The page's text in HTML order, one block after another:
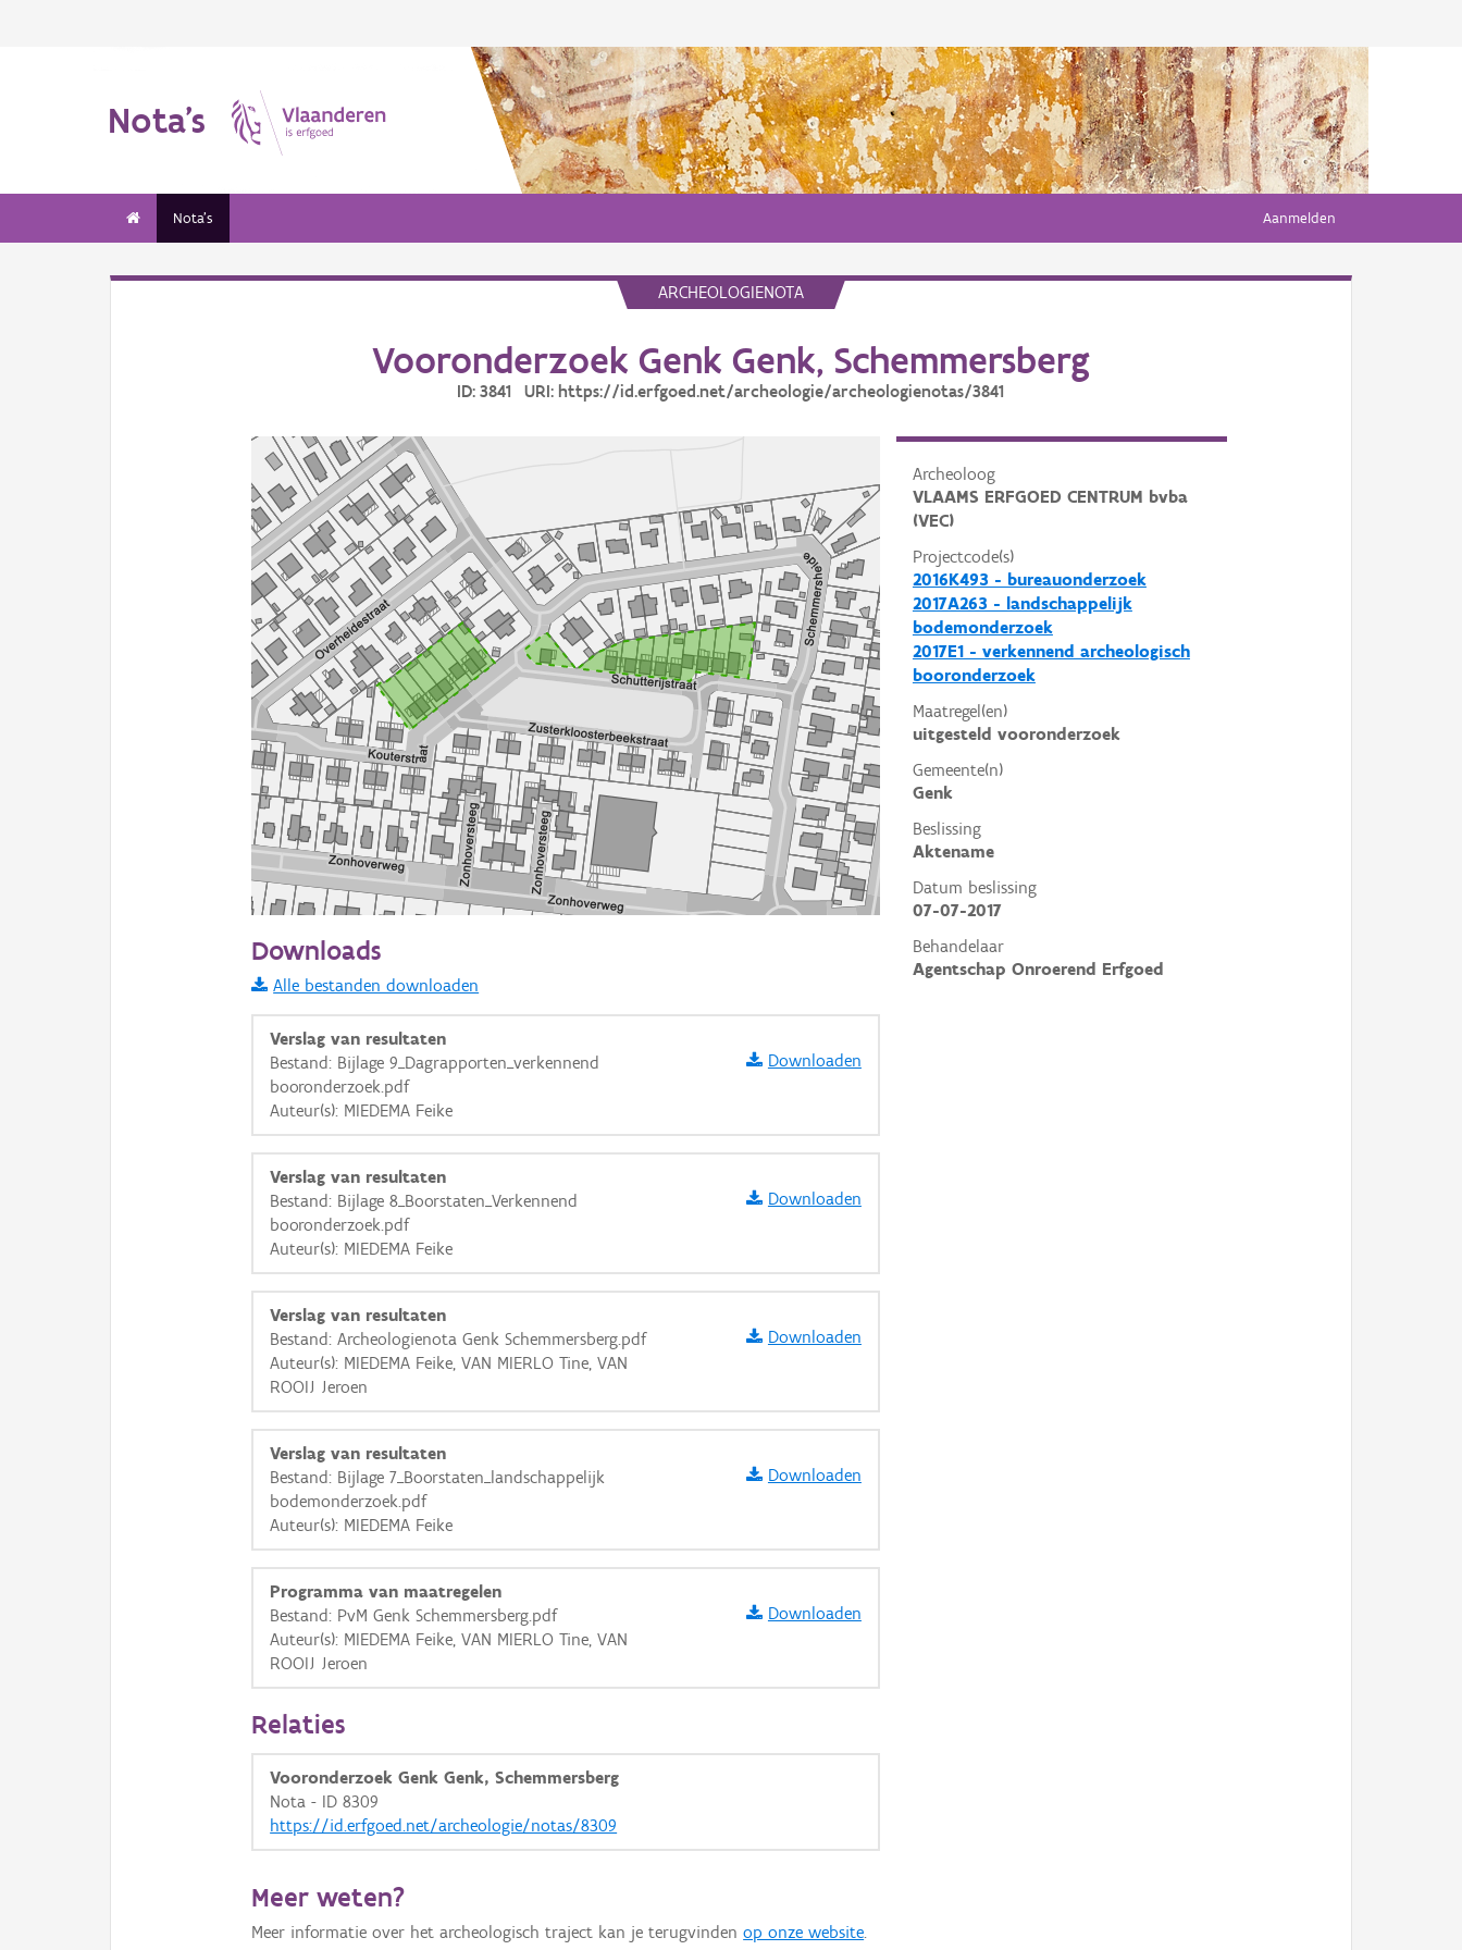
Nota's
Nota's Aanmelden
ARCHEOLOGIENOTA
Vooronderzoek Genk Genk, Schemmersberg
ID: 3841 URI: https://id.erfgoed.net/archeologie/archeologienotas/3841
Archeoloog
VLAAMS ERFGOED CENTRUM bvba
(VEC)
Projectcode(s)
2016K493 - bureauonderzoek
2017A263 - landschappelijk
bodemonderzoek
2017E1 - verkennend archeologisch
booronderzoek
Maatregel(en)
uitgesteld vooronderzoek
Gemeente(n)
Genk
Beslissing
Aktename
Datum beslissing
07-07-2017
Behandelaar
Agentschap Onroerend Erfgoed
Informatie Vlaanderen
i
+ −
Basis Lagen
Ortho
GRB-Basiskaart
Downloads
Alle bestanden downloaden
Verslag van resultaten
Bestand: Bijlage 9_Dagrapporten_verkennend
booronderzoek.pdf
Auteur(s): MIEDEMA Feike
Downloaden
Verslag van resultaten
Bestand: Bijlage 8_Boorstaten_Verkennend
booronderzoek.pdf
Auteur(s): MIEDEMA Feike
Downloaden
Verslag van resultaten
Bestand: Archeologienota Genk Schemmersberg.pdf
Auteur(s): MIEDEMA Feike, VAN MIERLO Tine, VAN
ROOIJ Jeroen
Downloaden
Verslag van resultaten
Bestand: Bijlage 7_Boorstaten_landschappelijk
bodemonderzoek.pdf
Auteur(s): MIEDEMA Feike
Downloaden
Programma van maatregelen
Bestand: PvM Genk Schemmersberg.pdf
Auteur(s): MIEDEMA Feike, VAN MIERLO Tine, VAN
ROOIJ Jeroen
Downloaden
Relaties
Vooronderzoek Genk Genk, Schemmersberg
Nota - ID 8309
https://id.erfgoed.net/archeologie/notas/8309
Meer weten?
Meer informatie over het archeologisch traject kan je terugvindenop onze website.